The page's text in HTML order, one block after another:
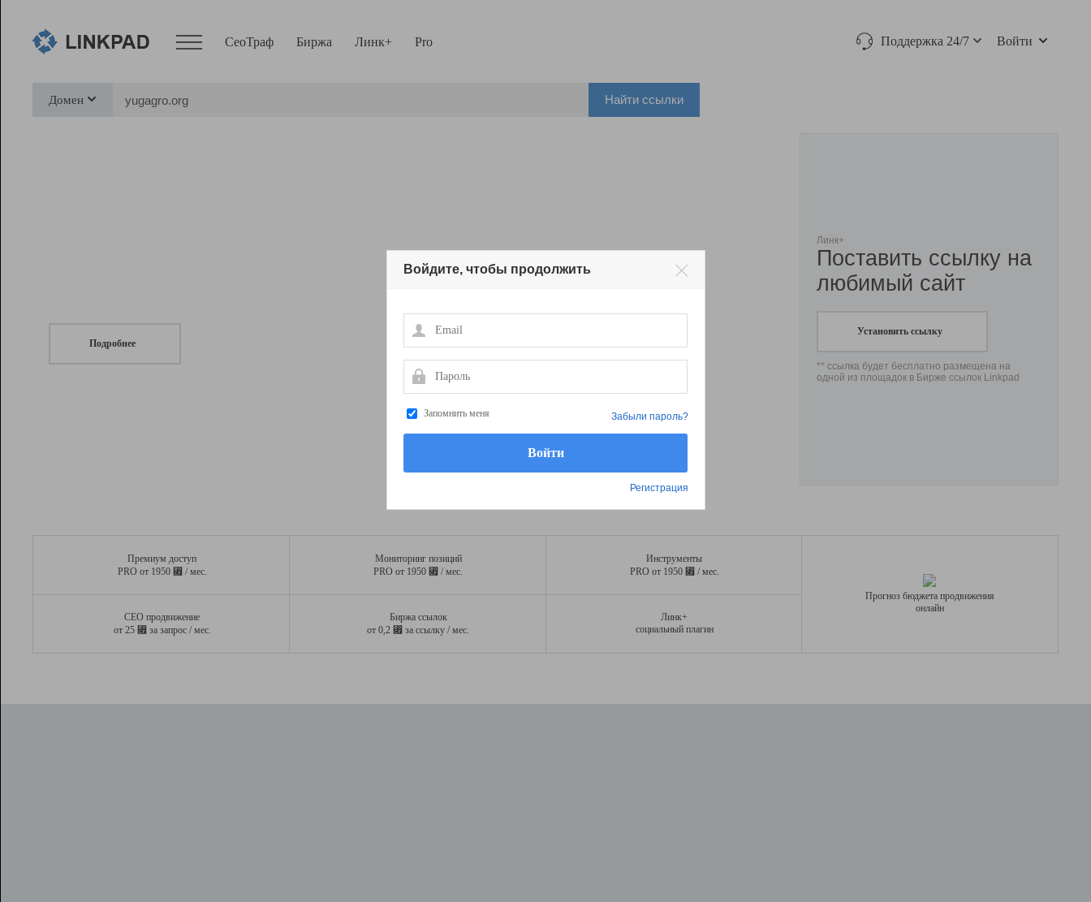
СеоТраф Биржа Линк+ Pro Поддержка 24/7 Войти
Домен Найти ссылки
Подробнее
Линк+
Поставить ссылку на
любимый сайт
Установить ссылку
** ссылка будет бесплатно размещена на
одной из площадок в Бирже ссылок Linkpad
Премиум доступ
PRO от 1950 ⃏ / мес.
Мониторинг позиций
PRO от 1950 ⃏ / мес.
Инструменты
PRO от 1950 ⃏ / мес.
СЕО продвижение
от 25 ⃏ за запрос / мес.
Биржа ссылок
от 0,2 ⃏ за ссылку / мес.
Линк+
социальный плагин
Прогноз бюджета продвижения
онлайн
Войдите, чтобы продолжить
Email
Пароль
Запомнить меня
Регистрация
Забыли пароль?